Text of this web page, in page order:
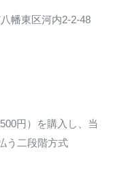
幡東区河内2-2-48
円）を購入し、当
う二段階方式